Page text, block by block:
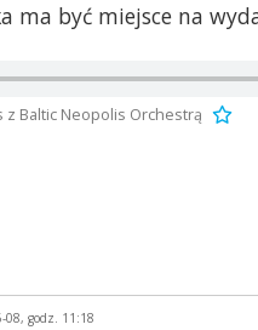
ma być miejsce na
z Baltic Neopolis Orchestrą
08, godz. 11:18